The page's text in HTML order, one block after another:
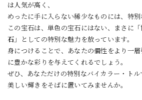
は人気が高く、
めったに手に入らない稀少なものには、特別
この宝石は、単色の宝石にはない、まさに「
石 」としての特別な魅力を放っています。
身につけることで、あなたの個性をより一
に豊かな彩りを与えてくれるでしょう。
ぜひ、あなただけの特別なバイカラー・ト
美しい輝きをそばに置いてみませんか。